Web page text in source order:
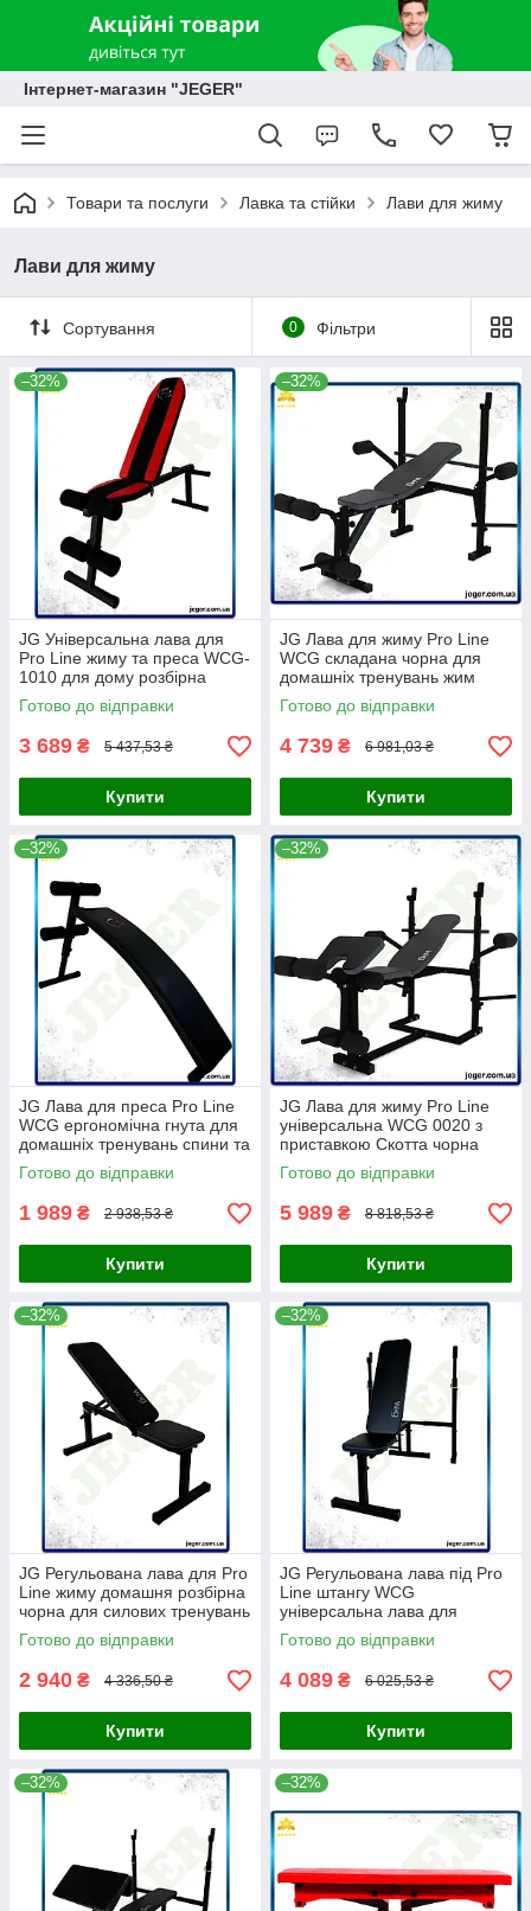
Інтернет-магазин "JEGER"
Товари та послуги Лавка та стійки Лави для жиму
Лави для жиму
Сортування 0 Фільтри
–32%
JG Універсальна лава для
Pro Line жиму та преса WCG-
1010 для дому розбірна
багатофункціональна ска
Prime/X
Готово до відправки
3 689 ₴ 5 437,53 ₴
Купити
–32%
JG Лава для жиму Pro Line
WCG складана чорна для
домашніх тренувань жим
штанги та вправи на ніг
Prime/X
Готово до відправки
4 739 ₴ 6 981,03 ₴
Купити
–32%
JG Лава для преса Pro Line
WCG ергономічна гнута для
домашніх тренувань спини та
живота розбірна Prime/X
Готово до відправки
1 989 ₴ 2 938,53 ₴
Купити
–32%
JG Лава для жиму Pro Line
універсальна WCG 0020 з
приставкою Скотта чорна
тренажер для дому силово-
Prime/X
Готово до відправки
5 989 ₴ 8 818,53 ₴
Купити
–32%
JG Регульована лава для Pro
Line жиму домашня розбірна
чорна для силових тренувань
жим лежачи Prime/X
Готово до відправки
2 940 ₴ 4 336,50 ₴
Купити
–32%
JG Регульована лава під Pro
Line штангу WCG
універсальна лава для
силових тренувань домашня
ра Prime/X
Готово до відправки
4 089 ₴ 6 025,53 ₴
Купити
–32% –32%